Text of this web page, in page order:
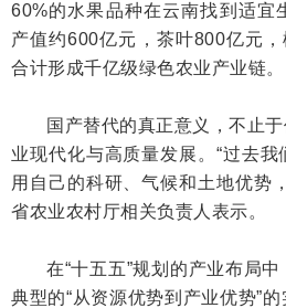
60%的水果品种在云南找到适宜
产值约600亿元，茶叶800亿元
合计形成千亿级绿色农业产业链。
国产替代的真正意义，不止
业现代化与高质量发展。“过去
用自己的科研、气候和土地优势
省农业农村厅相关负责人表示。
在“十五五”规划的产业布局
典型的“从资源优势到产业优势”